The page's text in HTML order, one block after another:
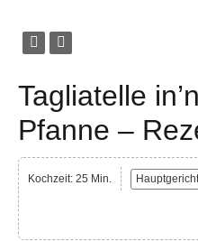
Tagliatelle
Pfanne –
Kochzeit: 25 Min.